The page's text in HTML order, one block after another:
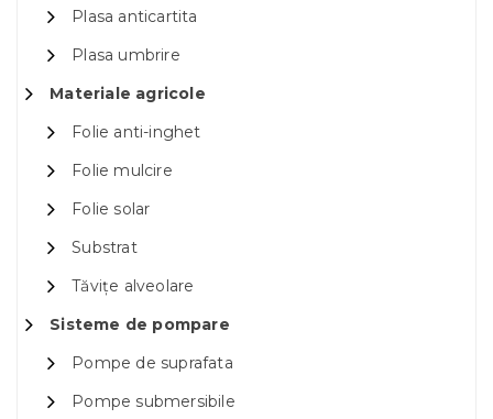
Plasa anticartita
Plasa umbrire
Materiale agricole
Folie anti-inghet
Folie mulcire
Folie solar
Substrat
Tăvițe alveolare
Sisteme de pompare
Pompe de suprafata
Pompe submersibile